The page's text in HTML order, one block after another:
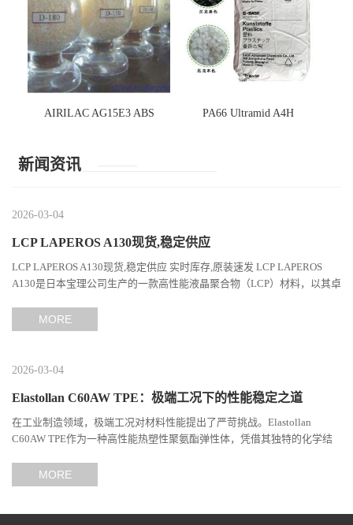
AIRILAC AG15E3 ABS PA66 Ultramid A4H
新闻资讯
2026-03-04
LCP LAPEROS A130现货,稳定供应
LCP LAPEROS A130现货,稳定供应 实时库存,原装速发 LCP LAPEROS
A130是日本宝理公司生产的一款高性能液晶聚合物（LCP）材料，以其卓
MORE
2026-03-04
Elastollan C60AW TPE：极端工况下的性能稳定之道
在工业制造领域，极端工况对材料性能提出了严苛挑战。Elastollan
C60AW TPE作为一种高性能热塑性聚氨酯弹性体，凭借其独特的化学结
MORE